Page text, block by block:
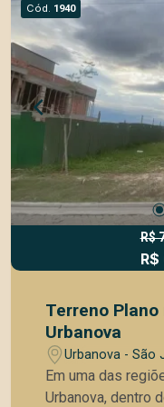
oferece
e uma completa
a família: | Piscinas | Academia equipada |
Espaço funcional
festas |
Playground |
poliesportiva |
molhado |
Horta
preservadas
Cód. 1940
R$
Terreno
Urbanova
Urbanova - São
Em uma das
Urbanova, dentro